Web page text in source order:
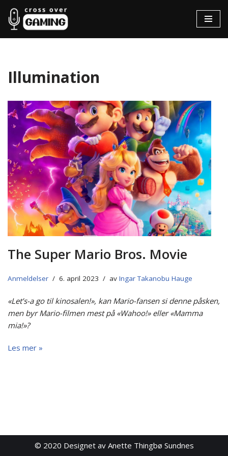
Hopp
til
Illumination
The Super Mario Bros. Movie
Anmeldelser 6. april 2023 av Ingar Takanobu Hauge
«Let’s-a go til kinosalen!», kan Mario-fansen si denne påsken,
men byr Mario-filmen mest på «Wahoo!» eller «Mamma
mia!»?
Les mer »
© 2020 Designet av Anette Thingbø Sundnes